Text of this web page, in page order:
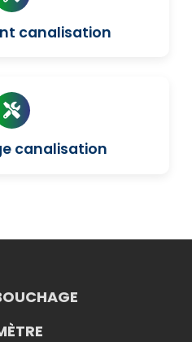
canalisation
canalisation